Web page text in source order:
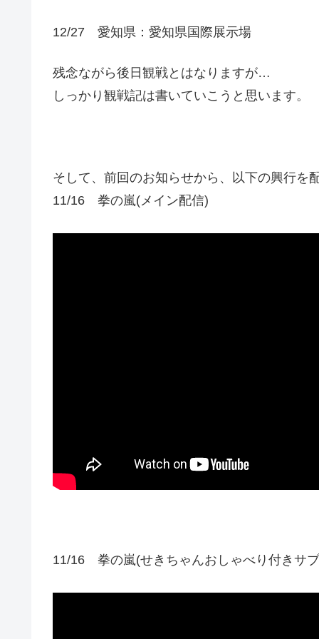
12/27 愛知県：愛知県国際展示場
残念ながら後日観戦とはなりますが…
しっかり観戦記は書いていこうと思います。
そして、前回のお知らせから、以下の興行を
11/16 拳の嵐(メイン配信)
11/16 拳の嵐(せきちゃんおしゃべり付きサ